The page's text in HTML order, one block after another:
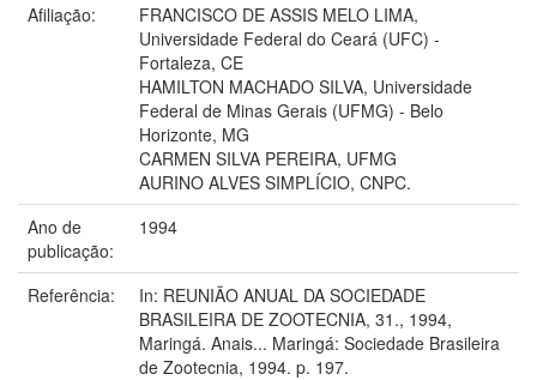
Afiliação:
FRANCISCO DE ASSIS MELO LIMA,
Universidade Federal do Ceará (UFC) -
Fortaleza, CE
HAMILTON MACHADO SILVA, Universidade
Federal de Minas Gerais (UFMG) - Belo
Horizonte, MG
CARMEN SILVA PEREIRA, UFMG
AURINO ALVES SIMPLÍCIO, CNPC.
Ano de
publicação:
1994
Referência:
In: REUNIÃO ANUAL DA SOCIEDADE
BRASILEIRA DE ZOOTECNIA, 31., 1994,
Maringá. Anais... Maringá: Sociedade Brasileira
de Zootecnia, 1994. p. 197.